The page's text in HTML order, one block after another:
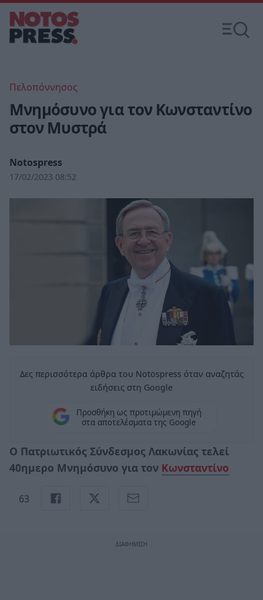
Πελοπόννησος
Μνημόσυνο για τον Κωνσταντίνο
στον Μυστρά
Notospress
17/02/2023 08:52
Δες περισσότερα άρθρα του Notospress όταν αναζητάς
ειδήσεις στη Google
Προσθήκη ως προτιμώμενη πηγή
στα αποτελέσματα της Google
Ο Πατριωτικός Σύνδεσμος Λακωνίας τελεί
40ημερο Μνημόσυνο για τον Κωνσταντίνο
63